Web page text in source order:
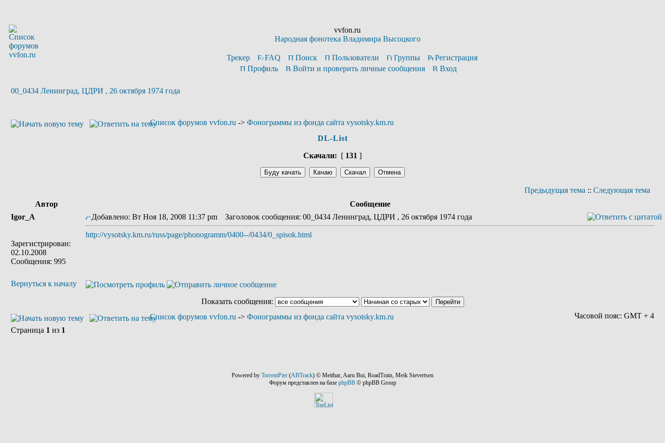
vvfon.ru
Народная фонотека Владимира Высоцкого
Трекер FAQ Поиск Пользователи Группы
Регистрация
Профиль
Войти и проверить личные сообщения Вход
00_0434 Ленинград, ЦДРИ , 26 октября 1974 года
Список форумов vvfon.ru -> Фонограммы из фонда сайта vysotsky.km.ru
DL-List
Скачали: [ 131 ]
Предыдущая тема :: Следующая тема
Автор
Сообщение
Igor_A
Зарегистрирован:
02.10.2008
Сообщения: 995
Добавлено: Вт Ноя 18, 2008 11:37 pm Заголовок сообщения: 00_0434 Ленинград, ЦДРИ , 26 октября 1974 года
http://vysotsky.km.ru/russ/page/phonogramm/0400--/0434/0_spisok.html
Вернуться к началу
Показать сообщения:
Список форумов vvfon.ru -> Фонограммы из фонда сайта vysotsky.km.ru
Часовой пояс: GMT + 4
Страница 1 из 1
Powered by TorrentPier (ABTrack) © Meithar, Aaru Bui, RoadTrain, Meik Sievertsen
Форум представлен на базе phpBB© phpBB Group